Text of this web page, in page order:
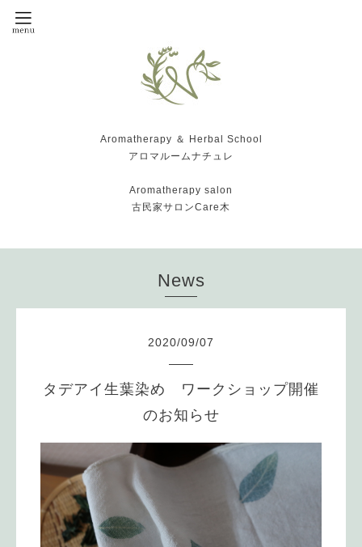
Aromatherapy ＆ Herbal School
アロマルームナチュレ
Aromatherapy salon
古民家サロンCare木
News
2020/09/07
タデアイ生葉染め ワークショップ開催
のお知らせ